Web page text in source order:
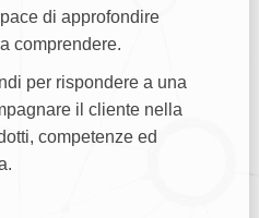
di approfondire
comprendere.
per rispondere a una
il cliente nella
competenze ed